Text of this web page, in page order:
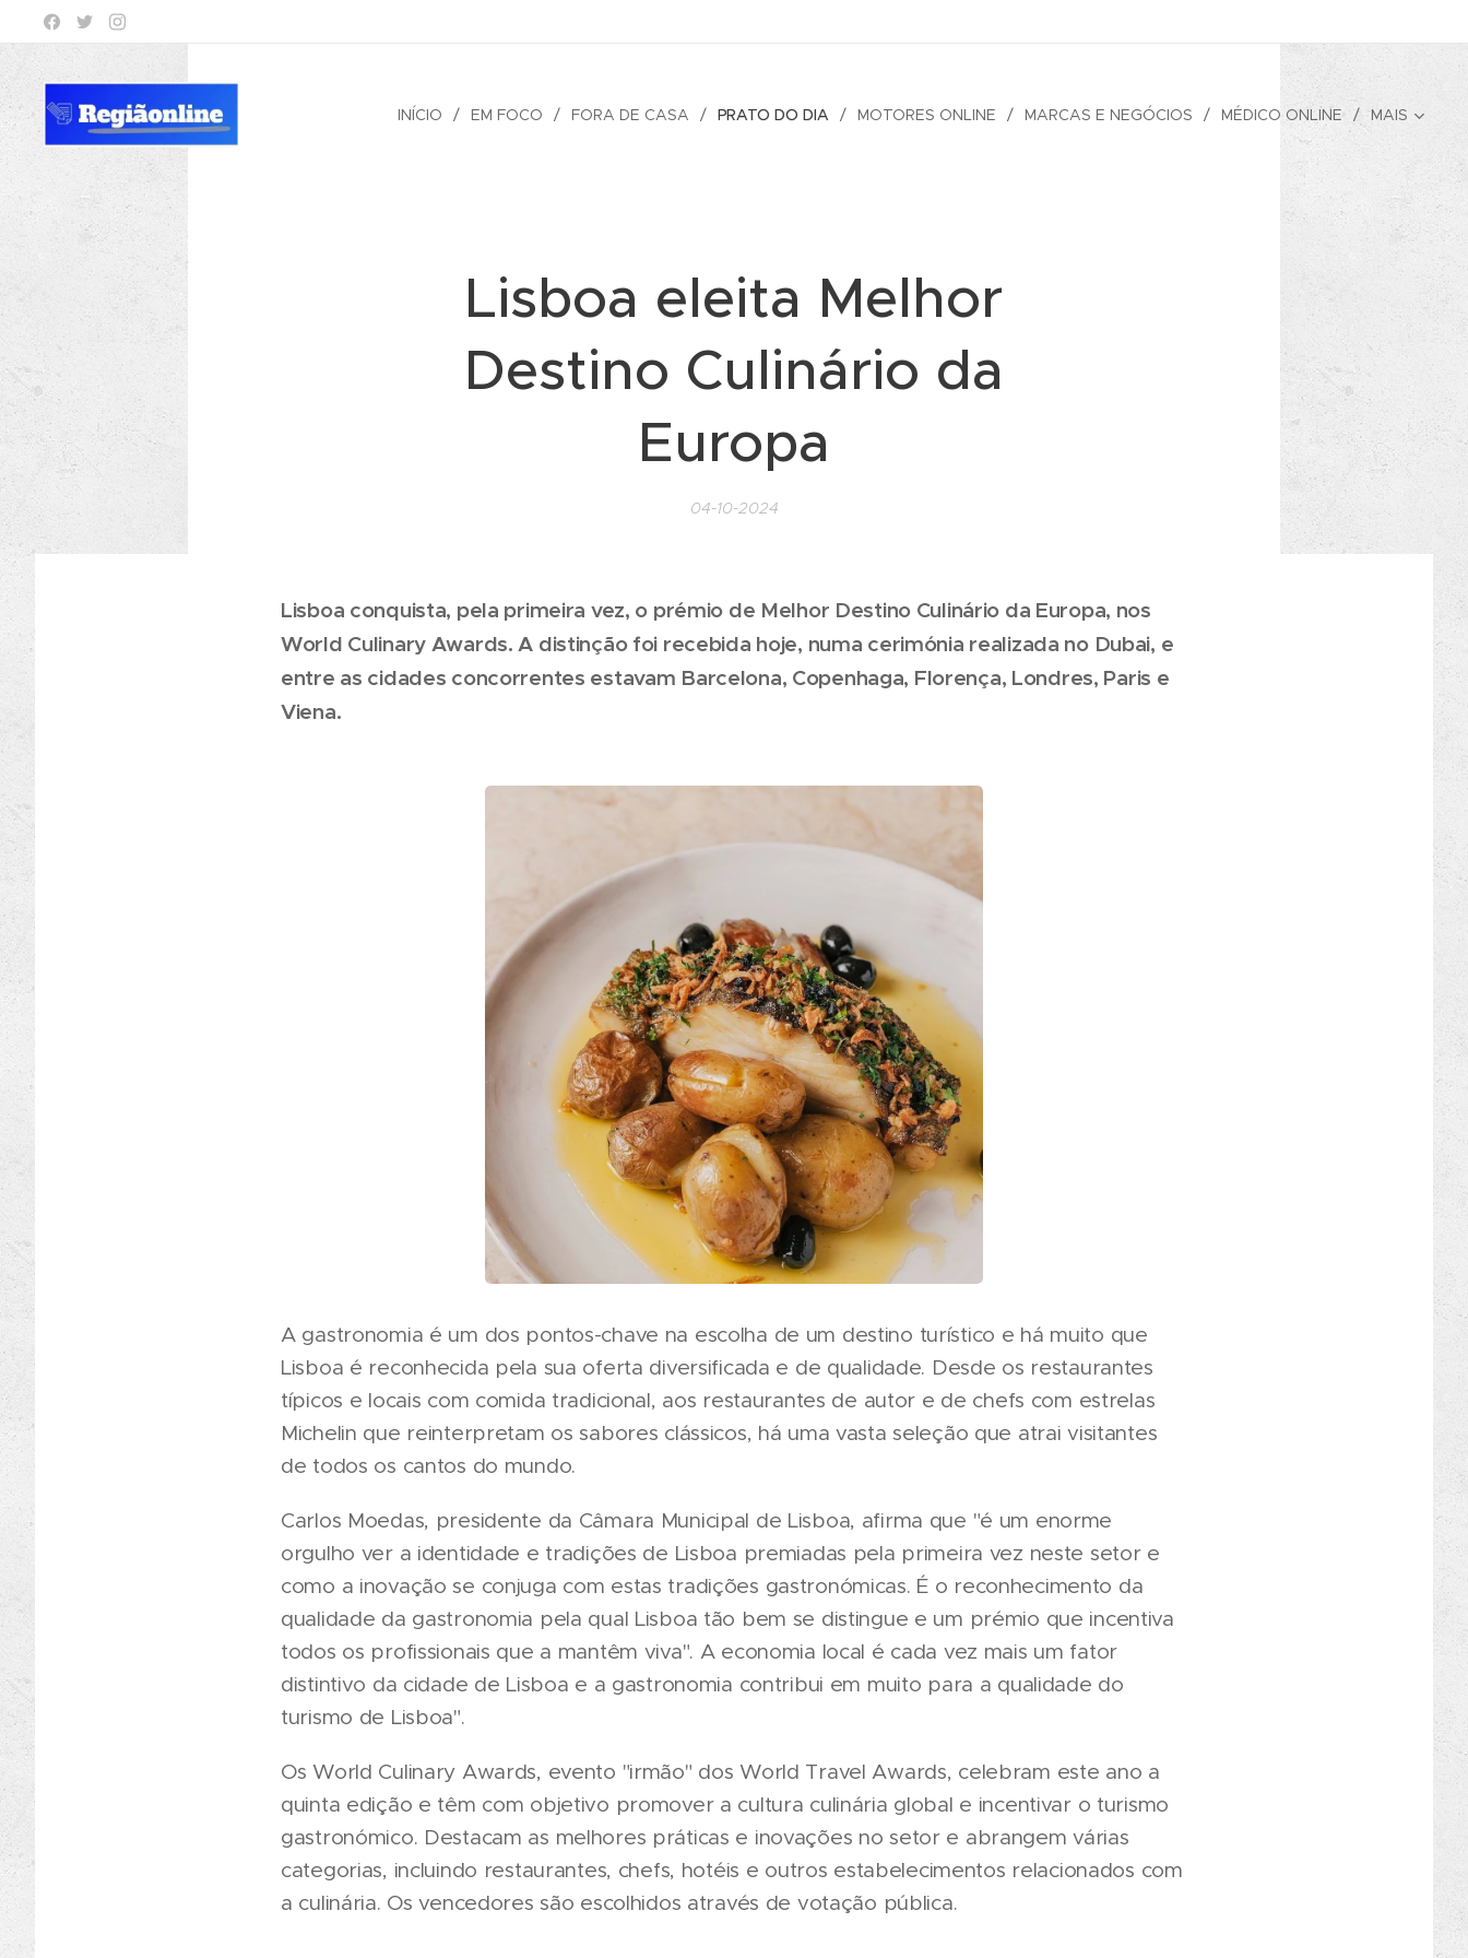
INÍCIO EM FOCO FORA DE CASA PRATO DO DIA MOTORES ONLINE MARCAS E NEGÓCIOS MÉDICO ONLINE MAIS
Lisboa eleita Melhor
Destino Culinário da
Europa
04-10-2024
Lisboa conquista, pela primeira vez, o prémio de Melhor Destino Culinário da Europa, nos
World Culinary Awards. A distinção foi recebida hoje, numa cerimónia realizada no Dubai, e
entre as cidades concorrentes estavam Barcelona, Copenhaga, Florença, Londres, Paris e
Viena.
A gastronomia é um dos pontos-chave na escolha de um destino turístico e há muito que
Lisboa é reconhecida pela sua oferta diversificada e de qualidade. Desde os restaurantes
típicos e locais com comida tradicional, aos restaurantes de autor e de chefs com estrelas
Michelin que reinterpretam os sabores clássicos, há uma vasta seleção que atrai visitantes
de todos os cantos do mundo.
Carlos Moedas, presidente da Câmara Municipal de Lisboa, afirma que "é um enorme
orgulho ver a identidade e tradições de Lisboa premiadas pela primeira vez neste setor e
como a inovação se conjuga com estas tradições gastronómicas. É o reconhecimento da
qualidade da gastronomia pela qual Lisboa tão bem se distingue e um prémio que incentiva
todos os profissionais que a mantêm viva". A economia local é cada vez mais um fator
distintivo da cidade de Lisboa e a gastronomia contribui em muito para a qualidade do
turismo de Lisboa".
Os World Culinary Awards, evento "irmão" dos World Travel Awards, celebram este ano a
quinta edição e têm com objetivo promover a cultura culinária global e incentivar o turismo
gastronómico. Destacam as melhores práticas e inovações no setor e abrangem várias
categorias, incluindo restaurantes, chefs, hotéis e outros estabelecimentos relacionados com
a culinária. Os vencedores são escolhidos através de votação pública.